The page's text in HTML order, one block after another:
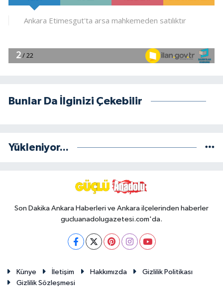
Bunlar Da İlginizi Çekebilir
Yükleniyor...
Son Dakika Ankara Haberleri ve Ankara ilçelerinden haberler
gucluanadolugazetesi.com'da.
Künye İletişim Hakkımızda
Gizlilik Politikası
Gizlilik Sözleşmesi